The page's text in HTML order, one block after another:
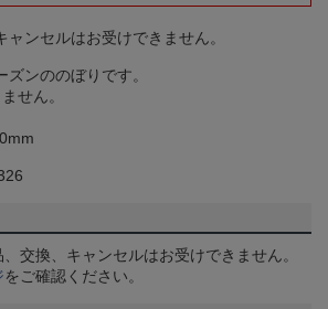
ンセルはお受けできません。
ンののぼりです。
せん。
交換、キャンセルはお受けできません。
をご確認ください。